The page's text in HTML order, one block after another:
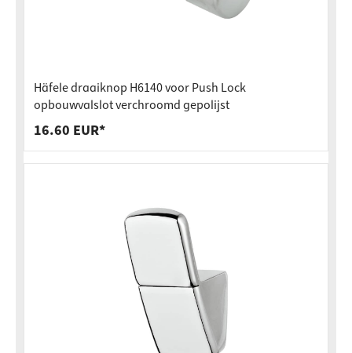
Häfele draaiknop H6140 voor Push Lock
opbouwvalslot verchroomd gepolijst
16.60 EUR*